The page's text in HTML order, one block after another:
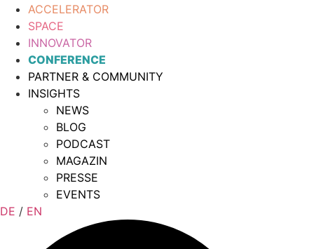
ACCELERATOR
SPACE
INNOVATOR
CONFERENCE
PARTNER & COMMUNITY
INSIGHTS
NEWS
BLOG
PODCAST
MAGAZIN
PRESSE
EVENTS
DE / EN